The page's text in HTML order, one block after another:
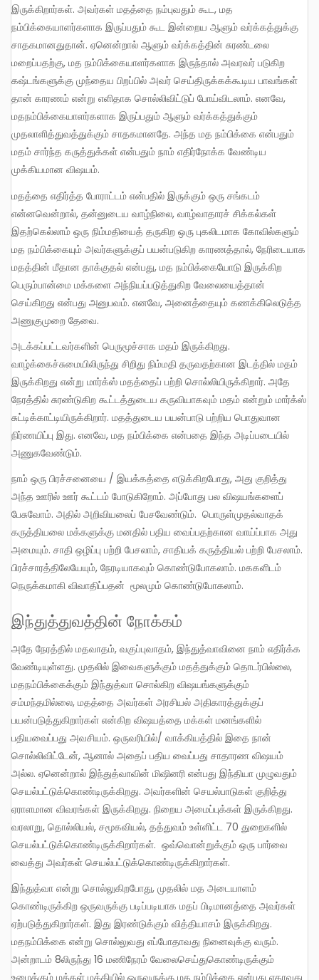
இருக்கிறார்கள். அவர்கள் மதத்தை நம்புவதும் கூட, மத
நம்பிக்கையாளர்களாக இருப்பதும் கூட இன்றைய ஆளும் வர்க்கத்துக்கு
சாதகமானதுதான். ஏனென்றால் ஆளும் வர்க்கத்தின் சுரண்டலை
மறைப்பதற்கு, மத நம்பிக்கையாளர்களாக இருந்தால் அவரவர் படுகிற
கஷ்டங்களுக்கு முந்தைய பிறப்பில் அவர் செய்திருக்கக்கூடிய பாவங்கள்
தான் காரணம் என்று எளிதாக சொல்லிவிட்டுப் போய்விடலாம். எனவே,
மதநம்பிக்கையாளர்களாக இருப்பதும் ஆளும் வர்க்கத்துக்கும்
முதலாளித்துவத்துக்கும் சாதகமானதே. அந்த மத நம்பிக்கை என்பதும்
மதம் சார்ந்த கருத்துக்கள் என்பதும் நாம் எதிர்நோக்க வேண்டிய
முக்கியமான விஷயம்.
மதத்தை எதிர்த்த போராட்டம் என்பதில் இருக்கும் ஒரு சங்கடம்
என்னவென்றால், தன்னுடைய வாழ்நிலை, வாழ்வாதாரச் சிக்கல்கள்
இதற்கெல்லாம் ஒரு நிம்மதியைத் தருகிற ஒரு புகலிடமாக கோவில்களும்
மத நம்பிக்கையும் அவர்களுக்குப் பயன்படுகிற காரணத்தால், நேரிடையாக
மதத்தின் மீதான தாக்குதல் என்பது, மத நம்பிக்கையோடு இருக்கிற
பெரும்பான்மை மக்களை அந்நியப்படுத்துகிற வேலையைத்தான்
செய்கிறது என்பது அனுபவம். எனவே, அனைத்தையும் கணக்கிலெடுத்த
அணுகுமுறை தேவை.
அடக்கப்பட்டவர்களின் பெருமூச்சாக மதம் இருக்கிறது.
வாழ்க்கைச்சுமையிலிருந்து சிறிது நிம்மதி தருவதற்கான இடத்தில் மதம்
இருக்கிறது என்று மார்க்ஸ் மதத்தைப் பற்றி சொல்லியிருக்கிறார். அதே
நேரத்தில் சுரண்டுகிற கூட்டத்துடைய கருவியாகவும் மதம் என்றும் மார்க்ஸ்
சுட்டிக்காட்டியிருக்கிறார். மதத்துடைய பயன்பாடு பற்றிய பொதுவான
நிர்ணயிப்பு இது. எனவே, மத நம்பிக்கை என்பதை இந்த அடிப்படையில்
அணுகவேண்டும்.
நாம் ஒரு பிரச்சனையை / இயக்கத்தை எடுக்கிறபோது, அது குறித்து
அந்த ஊரில் ஊர் கூட்டம் போடுகிறோம். அப்போது பல விஷயங்களைப்
பேசுவோம். அதில் அறிவியலைப் பேசவேண்டும். பொருள்முதல்வாதக்
கருத்தியலை மக்களுக்கு மனதில் பதிய வைப்பதற்கான வாய்ப்பாக அது
அமையும். சாதி ஒழிப்பு பற்றி பேசலாம், சாதியக் கருத்தியல் பற்றி பேசலாம்.
பிரச்சாரத்திலேயேயும், நேரடியாகவும் கொண்டுபோகலாம். மககளிடம்
நெருக்கமாகி விவாதிப்பதன் மூலமும் கொண்டுபோகலாம்.
இந்துத்துவத்தின் நோக்கம்
அதே நேரத்தில் மதவாதம், வகுப்புவாதம், இந்துத்வாவினை நாம் எதிர்க்க
வேண்டியுள்ளது. முதலில் இவைகளுக்கும் மதத்துக்கும் தொடர்பில்லை,
மதநம்பிக்கைக்கும் இந்துத்வா சொல்கிற விஷயங்களுக்கும்
சம்மந்தமில்லை, மதத்தை அவர்கள் அரசியல் அதிகாரத்துக்குப்
பயன்படுத்துகிறார்கள் என்கிற விஷயத்தை மக்கள் மனங்களில்
பதியவைப்பது அவசியம். ஒருவரியில்/ வாக்கியத்தில் இதை நான்
சொல்லிவிட்டேன், ஆனால் அதைப் பதிய வைப்பது சாதாரண விஷயம்
அல்ல. ஏனென்றால் இந்துத்வாவின் மிஷினரி என்பது இந்தியா முழுவதும்
செயல்பட்டுக்கொண்டிருக்கிறது. அவர்களின் செயல்பாடுகள் குறித்து
ஏராளமான விவரங்கள் இருக்கிறது. நிறைய அமைப்புக்கள் இருக்கிறது.
வரலாறு, தொல்லியல், சமூகவியல், தத்துவம் உள்ளிட்ட 70 துறைகளில்
செயல்பட்டுக்கொண்டிருக்கிறார்கள். ஒவ்வொன்றுக்கும் ஒரு பார்வை
வைத்து அவர்கள் செயல்பட்டுக்கொண்டிருக்கிறார்கள்.
இந்துத்வா என்று சொல்லுகிறபோது, முதலில் மத அடையாளம்
கொண்டிருக்கிற ஒருவருக்கு படிப்படியாக மதப் பிடிமானத்தை அவர்கள்
ஏற்படுத்துகிறார்கள். இது இரண்டுக்கும் வித்தியாசம் இருக்கிறது.
மதநம்பிக்கை என்று சொல்லுவது எப்போதாவது நினைவுக்கு வரும்.
அன்றாடம் 8லிருந்து 16 மணிநேரம் வேலைசெய்துகொண்டிருக்கும்
உழைக்கும் மக்கள் மத்தியில் ஒருவருக்கு மத நம்பிக்கை என்பது ஏதாவது